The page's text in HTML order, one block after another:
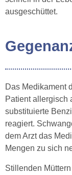
ausgeschüttet.
Das Medikament
Patient allergisch
substituierte
reagiert.
dem Arzt das
Mengen zu sich
Stillenden